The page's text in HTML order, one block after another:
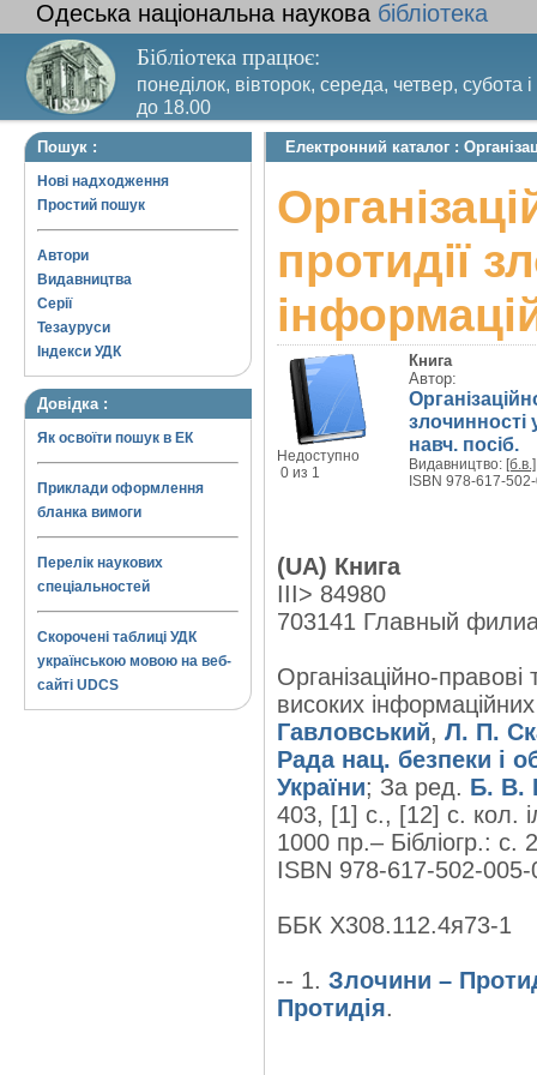
Одеська національна наукова бібліотека
Бібліотека працює:
понеділок, вівторок, середа, четвер, субота
до 18.00
Вихідний день – п’ятниця. Останній четвер
Пошук :
Нові надходження
Простий пошук
Автори
Видавництва
Серії
Тезауруси
Індекси УДК
Довідка :
Як освоїти пошук в ЕК
Приклади оформлення
бланка вимоги
Перелік наукових
спеціальностей
Скорочені таблиці УДК
українською мовою на веб-
сайті UDCS
Електронний каталог :
протидії
Недоступно
0 из 1
Книга
Автор:
злочинності
навч. посіб.
Видавництво: [б.в.]
ISBN 978-617-
(UA) Книга
III> 84980
703141 Главный
Організаційно-правові
високих
Гавловський, Л. П.
Рада нац. безпеки і
України; За ред. Б. В.
403, [1] с., [12] с. кол.
1000 пр.– Бібліогр.:
ISBN 978-617-502-
ББК Х308.112.4я73-1
-- 1. Злочини –
Протидія.